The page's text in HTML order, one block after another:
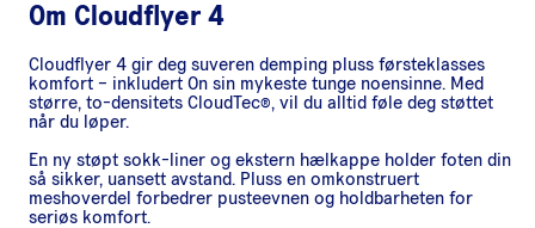
Om Cloudflyer 4
Cloudflyer 4 gir deg suveren demping pluss førsteklasses
komfort – inkludert On sin mykeste tunge noensinne. Med
større, to-densitets CloudTec®, vil du alltid føle deg støttet
når du løper.
En ny støpt sokk-liner og ekstern hælkappe holder foten din
så sikker, uansett avstand. Pluss en omkonstruert
meshoverdel forbedrer pusteevnen og holdbarheten for
seriøs komfort.